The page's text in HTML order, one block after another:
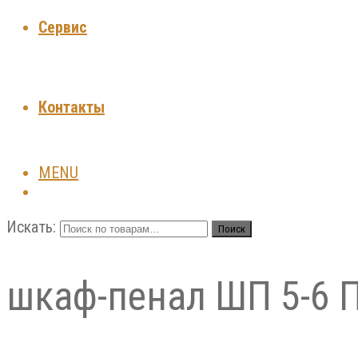
Сервис
Контакты
MENU
Искать: Поиск
шкаф-пенал ШП 5-6